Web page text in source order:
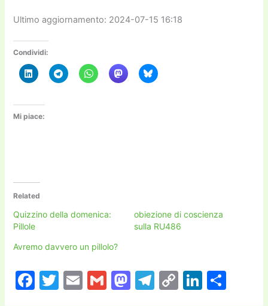
Ultimo aggiornamento: 2024-07-15 16:18
Condividi:
Mi piace:
Related
Quizzino della domenica:
Pillole
obiezione di coscienza
sulla RU486
Avremo davvero un pillolo?
F
T
E
G
M T
C
Li